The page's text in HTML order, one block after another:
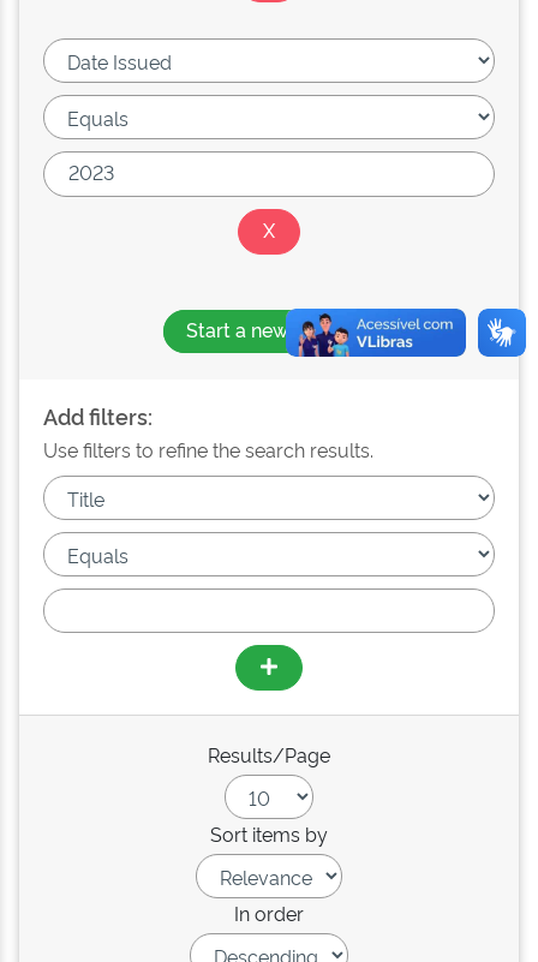
Start a new search
Add filters:
Use filters to refine the search results.
Results/Page
Sort items by
In order